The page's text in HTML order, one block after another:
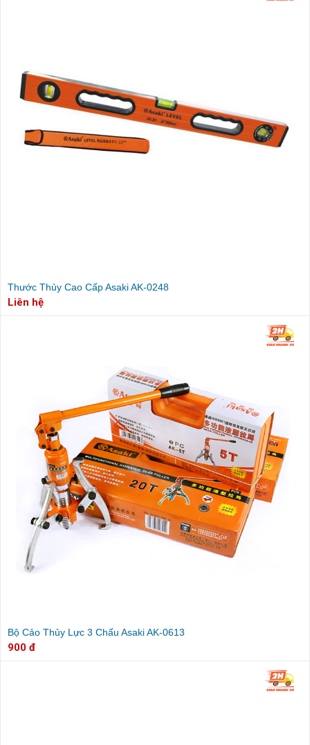
Thước Thủy Cao Cấp Asaki AK-0248
Liên hệ
Bộ Cảo Thủy Lực 3 Chấu Asaki AK-0613
900 đ